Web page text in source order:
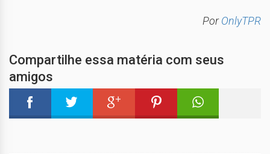
PorOnlyTPR
Compartilhe essa matéria com seus
amigos